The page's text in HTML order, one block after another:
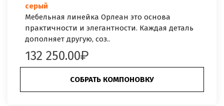
серый
Мебельная линейка Орлеан это основа
практичности и элегантности. Каждая деталь
дополняет другую, соз..
132 250.00
СОБРАТЬ КОМПОНОВКУ